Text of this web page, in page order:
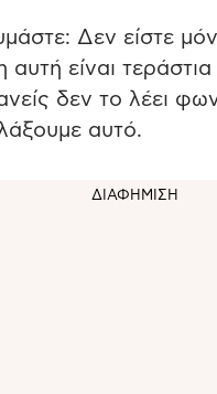
Δεν είστε
αυτή είναι τεράστια
δεν το λέει
αυτό.